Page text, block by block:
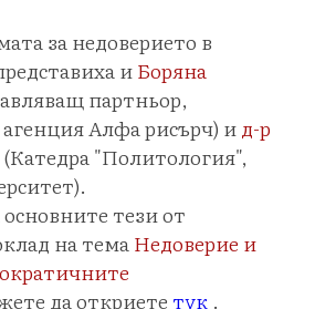
за недоверието в
иБоряна
партньор,
Алфа рисърч) ид-р
(Катедра "Политология",
тези от
на темаНедоверие и
да откриете тук .